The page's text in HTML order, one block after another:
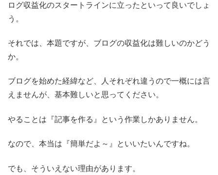
ログ収益化のスタートラインに立ったといって良いでしょ
う。
それでは、本題ですが、ブログの収益化は難しいのかどう
か。
ブログを始めた経緯など、人それぞれ違うので一概には言
えませんが、基本難しいと思ってください。
やることは『記事を作る』という作業しかありません。
なので、本当は『簡単だよ～』といいたいんですね。
でも、そういえない理由があります。